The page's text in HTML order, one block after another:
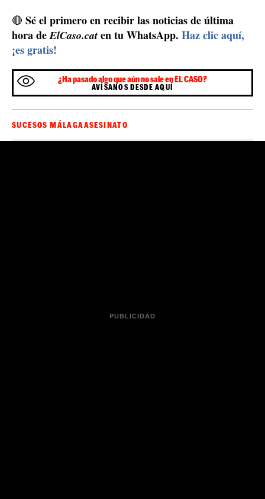
🔴 Sé el primero en recibir las noticias de última
hora deElCaso.cat en tu WhatsApp. Haz clic aquí,
¡es gratis!
¿Ha pasado algo que aún no sale en EL CASO?
AVÍSANOS DESDE AQUÍ
SUCESOS MÁLAGAASESINATO